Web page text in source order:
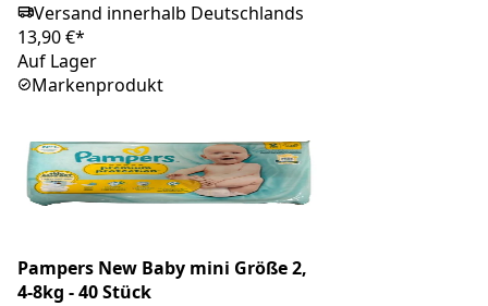
Versand innerhalb Deutschlands
13,90 €*
Auf Lager
Markenprodukt
Pampers New Baby mini Größe 2,
4-8kg - 40 Stück